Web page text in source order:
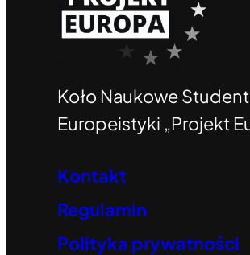
Koło Naukowe
Europeistyki „Projekt
Kontakt
Regulamin
Polityka prywatności